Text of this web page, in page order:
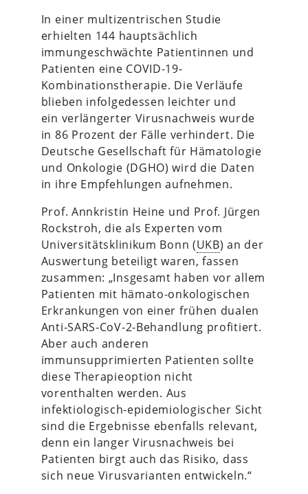
In einer multizentrischen Studie
erhielten 144 hauptsächlich
immungeschwächte Patientinnen und
Patienten eine COVID-19-
Kombinationstherapie. Die Verläufe
blieben infolgedessen leichter und
ein verlängerter Virusnachweis wurde
in 86 Prozent der Fälle verhindert. Die
Deutsche Gesellschaft für Hämatologie
und Onkologie (DGHO) wird die Daten
in ihre Empfehlungen aufnehmen.
Prof. Annkristin Heine und Prof. Jürgen
Rockstroh, die als Experten vom
Universitätsklinikum Bonn (UKB) an der
Auswertung beteiligt waren, fassen
zusammen: „Insgesamt haben vor allem
Patienten mit hämato-onkologischen
Erkrankungen von einer frühen dualen
Anti-SARS-CoV-2-Behandlung profitiert.
Aber auch anderen
immunsupprimierten Patienten sollte
diese Therapieoption nicht
vorenthalten werden. Aus
infektiologisch-epidemiologischer Sicht
sind die Ergebnisse ebenfalls relevant,
denn ein langer Virusnachweis bei
Patienten birgt auch das Risiko, dass
sich neue Virusvarianten entwickeln.“